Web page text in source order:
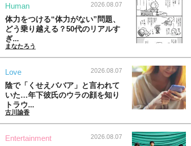
Human 2026.08.07
体力をつける“体力がない”問題、
どう乗り越える？50代のリアルす
ぎ...
まなたろう
Love 2026.08.07
陰で「くせえババア」と言われて
いた…年下彼氏のウラの顔を知り
トラウ...
古川諭香
Entertainment 2026.08.07